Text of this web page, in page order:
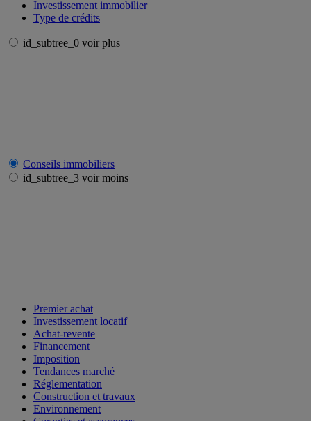
Investissement immobilier
Type de crédits
id_subtree_0 voir plus
Conseils immobiliers
id_subtree_3 voir moins
Premier achat
Investissement locatif
Achat-revente
Financement
Imposition
Tendances marché
Réglementation
Construction et travaux
Environnement